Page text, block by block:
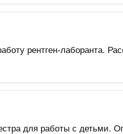
рентген-лаборанта.
для работы с детьми.